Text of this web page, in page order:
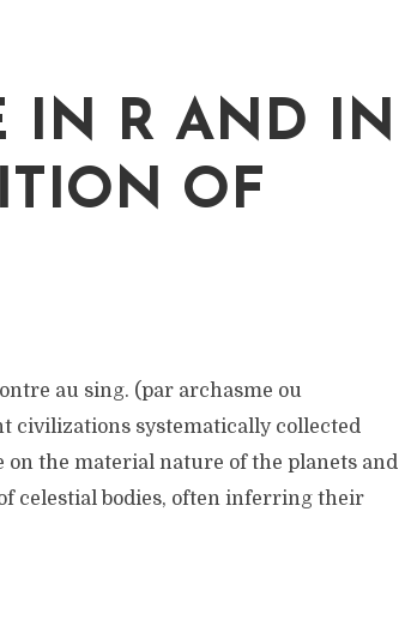
IN R AND IN
OF
au sing. (par archasme ou
civilizations systematically collected
on the material nature of the planets and
celestial bodies, often inferring their